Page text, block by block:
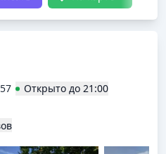
Открыто до 21:00